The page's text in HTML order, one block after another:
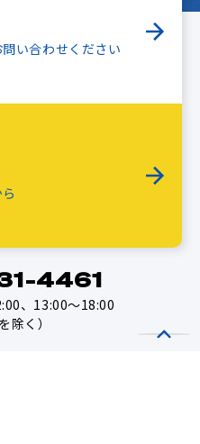
い合わせください
4461
、13:00～18:00
除く）